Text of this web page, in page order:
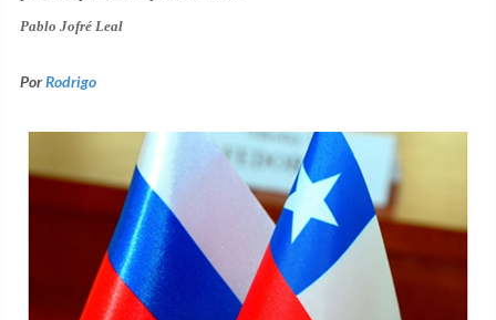
Pablo Jofré Leal
PorRodrigo